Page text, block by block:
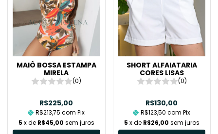
MAIÔ BOSSA ESTAMPA
MIRELA
(0)
R$225,00
R$213,75com Pix
5 x de R$45,00 sem juros
SHORT ALFAIATARIA
CORES LISAS
(0)
R$130,00
R$123,50com Pix
5 x de R$26,00 sem juros